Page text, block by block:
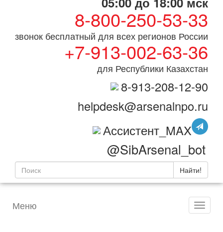
8-800-250-53-33
звонок бесплатный для всех регионов России
+7-913-002-63-36
для Республики Казахстан
8-913-208-12-90
helpdesk@arsenalnpo.ru
Ассистент_MAX
@SibArsenal_bot
Найти!
Меню